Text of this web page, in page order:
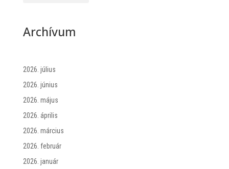
Archívum
2026. július
2026. június
2026. május
2026. április
2026. március
2026. február
2026. január